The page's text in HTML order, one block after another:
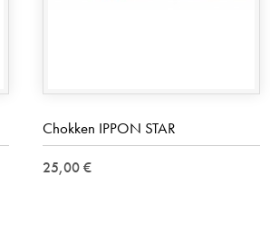
Chokken IPPON STAR
25,00 €